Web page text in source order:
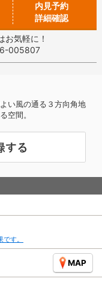
内見予約
詳細確認
お気軽に！
005807
い風の通る３方向角地
空間。
す。
MAP